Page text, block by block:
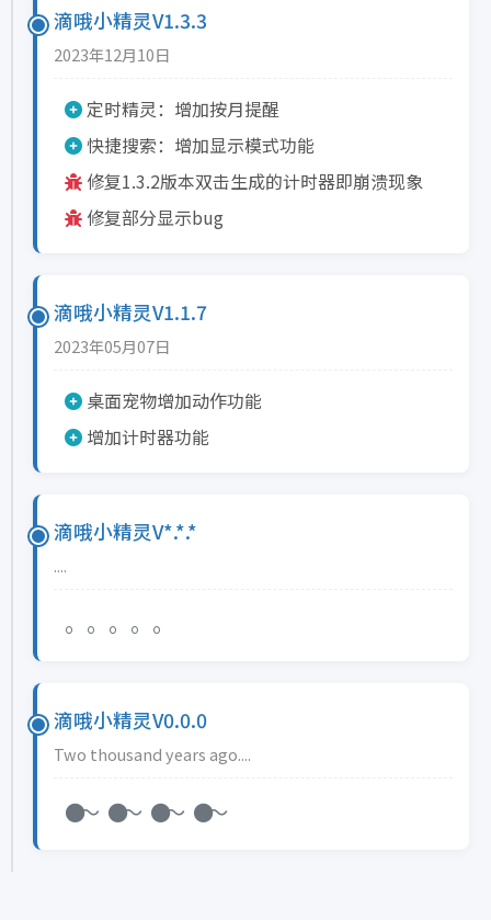
滴哦小精灵V1.3.3
2023年12月10日
定时精灵：增加按月提醒
快捷搜索：增加显示模式功能
修复1.3.2版本双击生成的计时器即崩溃现象
修复部分显示bug
滴哦小精灵V1.1.7
2023年05月07日
桌面宠物增加动作功能
增加计时器功能
滴哦小精灵V*.*.*
....
。。。。。
滴哦小精灵V0.0.0
Two thousand years ago....
●～ ●～ ●～ ●～